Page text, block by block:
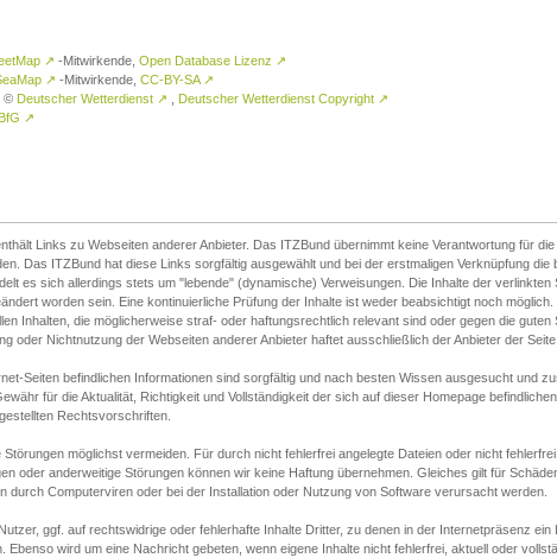
↗ -Mitwirkende, Open Database Lizenz ↗
↗ -Mitwirkende, CC-BY-SA ↗
© Deutscher Wetterdienst ↗ Deutscher Wetterdienst Copyright ↗
BfG ↗
Links zu Webseiten anderer Anbieter. Das ITZBund übernimmt keine Verantwortung für
Das ITZBund hat diese Links sorgfältig ausgewählt und bei der erstmaligen Verknüpfung die
es sich allerdings stets um "lebende" (dynamische) Verweisungen. Die Inhalte der verlinkten
worden sein. Eine kontinuierliche Prüfung der Inhalte ist weder beabsichtigt noch
Inhalten, die möglicherweise straf- oder haftungsrechtlich relevant sind oder gegen die
oder Nichtnutzung der Webseiten anderer Anbieter haftet ausschließlich der Anbieter der
Seiten befindlichen Informationen sind sorgfältig und nach besten Wissen ausgesucht und
für die Aktualität, Richtigkeit und Vollständigkeit der sich auf dieser Homepage
Rechtsvorschriften.
möglichst vermeiden. Für durch nicht fehlerfrei angelegte Dateien oder nicht
oder anderweitige Störungen können wir keine Haftung übernehmen. Gleiches gilt für
durch Computerviren oder bei der Installation oder Nutzung von Software verursacht werden.
ggf. auf rechtswidrige oder fehlerhafte Inhalte Dritter, zu denen in der Internetpräsenz ein
Ebenso wird um eine Nachricht gebeten, wenn eigene Inhalte nicht fehlerfrei, aktuell oder